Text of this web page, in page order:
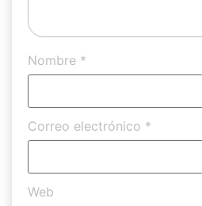
Nombre *
Correo electrónico *
Web